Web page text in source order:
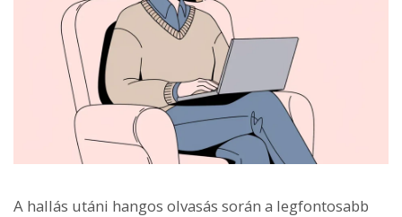
A hallás utáni hangos olvasás során a legfontosabb